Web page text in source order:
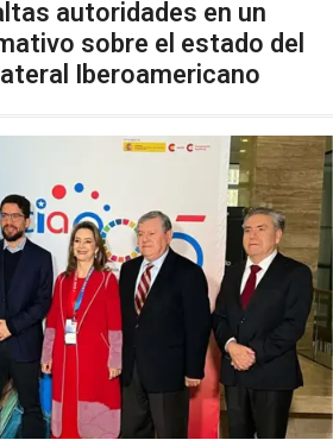
autoridades en un
sobre el estado del
Iberoamericano